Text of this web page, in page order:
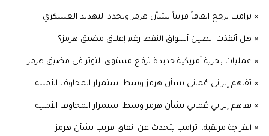
» ترامب يرجح اتفاقاً قريباً بشأن هرمز ويجدد التهديد العسكري
» هل أنقذت الصين أسواق النفط رغم إغلاق مضيق هرمز؟
» عمليات بحرية أمريكية جديدة ترفع مستوى التوتر في مضيق هرمز
» تفاهم إيراني عُماني بشأن هرمز وسط استمرار المخاوف الأمنية
» تفاهم إيراني عُماني بشأن هرمز وسط استمرار المخاوف الأمنية
» انفراجة مرتقبة.. ترامب يتحدث عن اتفاق قريب بشأن هرمز